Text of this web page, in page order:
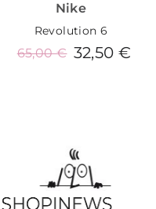
Nike
Revolution 6
32,50 €
65,00 €